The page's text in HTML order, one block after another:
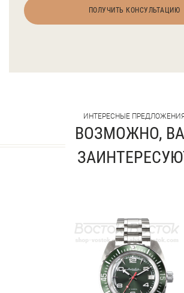
ПОЛУЧИТЬ КОНСУЛЬТАЦИЮ
ИНТЕРЕСНЫЕ
ВОЗМОЖНО,